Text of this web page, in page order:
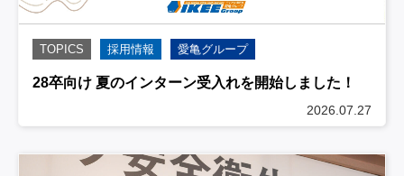
TOPICS 採用情報 愛亀グループ
28卒向け 夏のインターン受入れを開始しました！
2026.07.27